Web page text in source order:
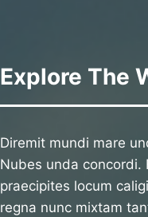
Explore The
Diremit mundi mare
Nubes unda concordi.
praecipites locum
regna nunc mixtam